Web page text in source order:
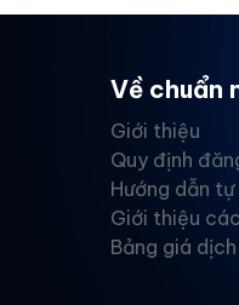
Về chuẩn
Giới thiệu
Quy định
Hướng dẫn
Giới thiệu
Bảng giá